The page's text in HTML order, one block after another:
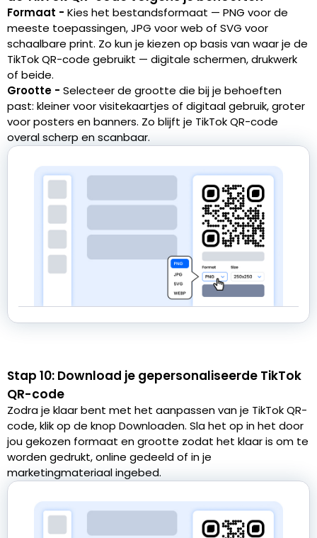
Formaat - Kies het bestandsformaat — PNG voor de
meeste toepassingen, JPG voor web of SVG voor
schaalbare print. Zo kun je kiezen op basis van waar je de
TikTok QR-code gebruikt — digitale schermen, drukwerk
of beide.
Grootte - Selecteer de grootte die bij je behoeften
past: kleiner voor visitekaartjes of digitaal gebruik, groter
voor posters en banners. Zo blijft je TikTok QR-code
overal scherp en scanbaar.
Stap 10: Download je gepersonaliseerde TikTok
QR-code
Zodra je klaar bent met het aanpassen van je TikTok QR-
code, klik op de knop Downloaden. Sla het op in het door
jou gekozen formaat en grootte zodat het klaar is om te
worden gedrukt, online gedeeld of in je
marketingmateriaal ingebed.